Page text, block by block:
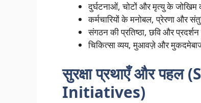
दुर्घटनाओं, चोटों और मृत्यु के
कर्मचारियों के मनोबल, प्रेरणा और
संगठन की प्रतिष्ठा, छवि और प्रदर्शन
चिकित्सा व्यय, मुआवज़े और
सुरक्षा प्रथाएँ और
Initiatives)